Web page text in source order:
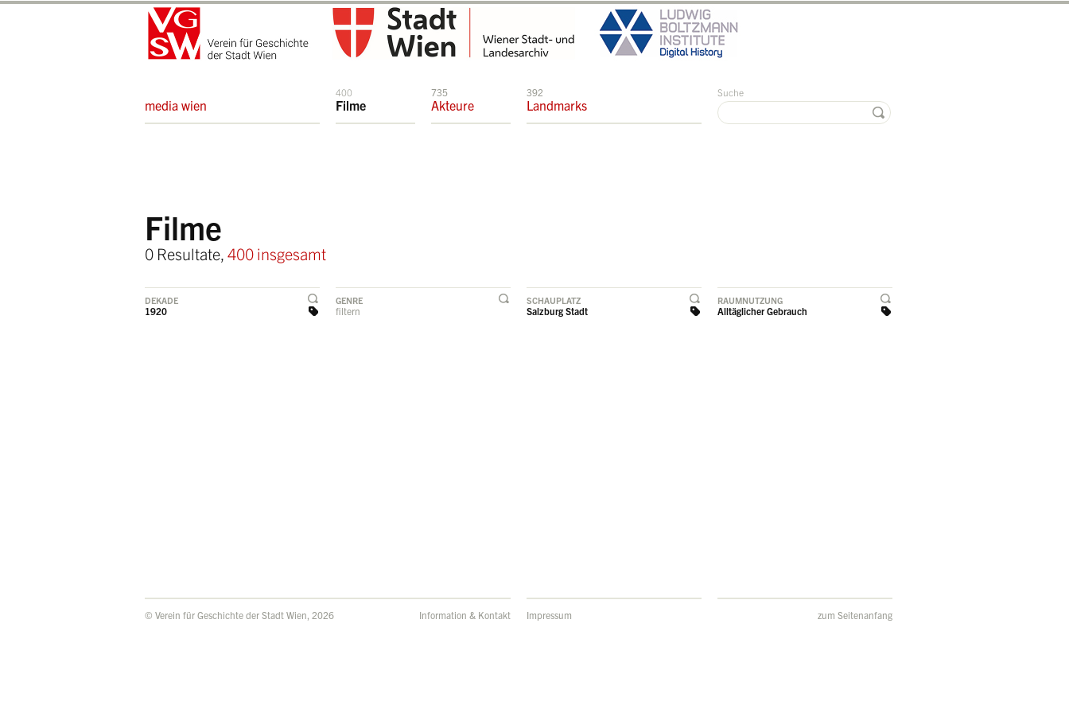
media wien
400
Filme
735
Akteure
392
Landmarks
Suche
Filme
0 Resultate, 400 insgesamt
DEKADE
1920
GENRE
filtern
SCHAUPLATZ
Salzburg Stadt
RAUMNUTZUNG
Alltäglicher Gebrauch
© Verein für Geschichte der Stadt Wien, 2026 Information & Kontakt Impressum zum Seitenanfang